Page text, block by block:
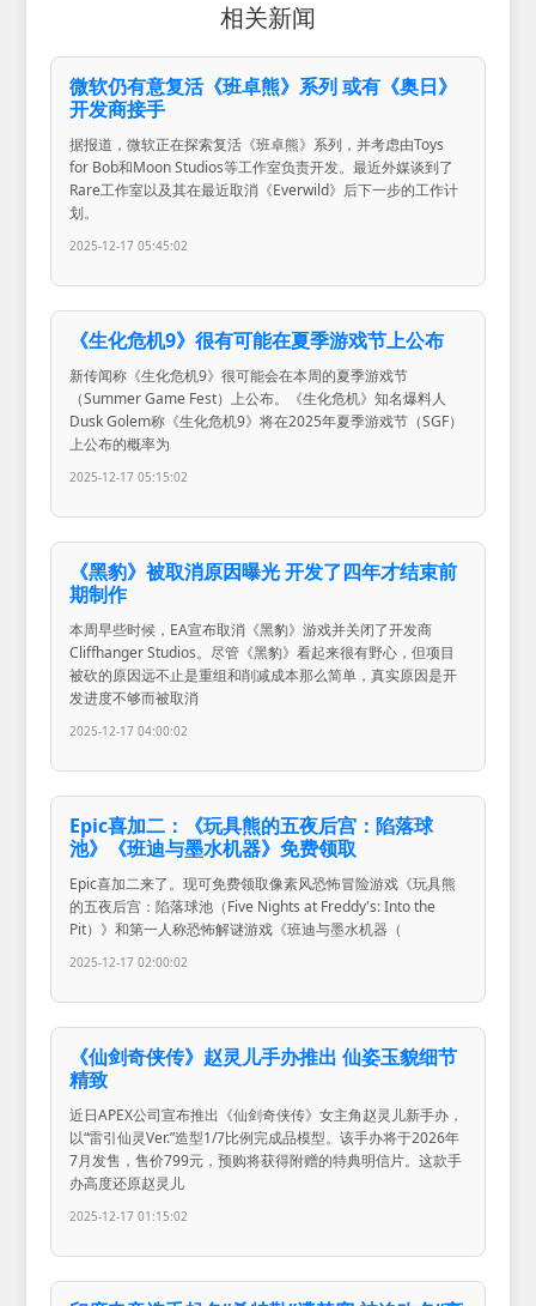
相关新闻
微软仍有意复活《班卓熊》系列 或有《奥日》
开发商接手
据报道，微软正在探索复活《班卓熊》系列，并考虑由Toys
for Bob和Moon Studios等工作室负责开发。最近外媒谈到了
Rare工作室以及其在最近取消《Everwild》后下一步的工作计
划。
2025-12-17 05:45:02
《生化危机9》很有可能在夏季游戏节上公布
新传闻称《生化危机9》很可能会在本周的夏季游戏节
（Summer Game Fest）上公布。《生化危机》知名爆料人
Dusk Golem称《生化危机9》将在2025年夏季游戏节（SGF）
上公布的概率为
2025-12-17 05:15:02
《黑豹》被取消原因曝光 开发了四年才结束前
期制作
本周早些时候，EA宣布取消《黑豹》游戏并关闭了开发商
Cliffhanger Studios。尽管《黑豹》看起来很有野心，但项目
被砍的原因远不止是重组和削减成本那么简单，真实原因是开
发进度不够而被取消
2025-12-17 04:00:02
Epic喜加二：《玩具熊的五夜后宫：陷落球
池》《班迪与墨水机器》免费领取
Epic喜加二来了。现可免费领取像素风恐怖冒险游戏《玩具熊
的五夜后宫：陷落球池（Five Nights at Freddy's: Into the
Pit）》和第一人称恐怖解谜游戏《班迪与墨水机器（
2025-12-17 02:00:02
《仙剑奇侠传》赵灵儿手办推出 仙姿玉貌细节
精致
近日APEX公司宣布推出《仙剑奇侠传》女主角赵灵儿新手办，
以“雷引仙灵Ver.”造型1/7比例完成品模型。该手办将于2026年
7月发售，售价799元，预购将获得附赠的特典明信片。这款手
办高度还原赵灵儿
2025-12-17 01:15:02